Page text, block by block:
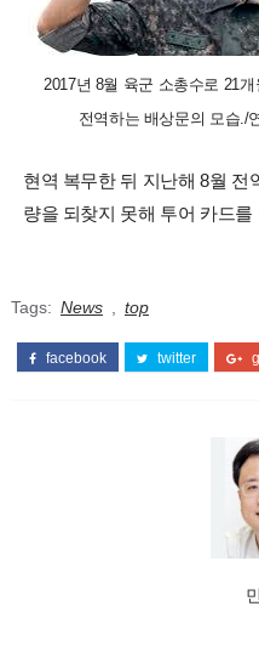
2017년 8월 육군 소총수로 21개
전역하는 배상문의 모습./
현역 복무한 뒤 지난해 8월 전
량을 되찾지 못해 투어 카드
Tags: News top
facebook twitter